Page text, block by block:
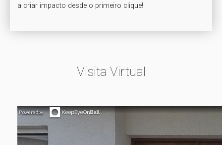
a criar impacto desde o primeiro clique!
Visita Virtual